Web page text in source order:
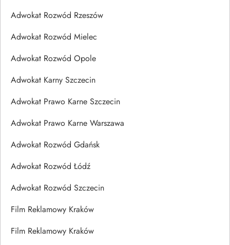
Adwokat Rozwód Rzeszów
Adwokat Rozwód Mielec
Adwokat Rozwód Opole
Adwokat Karny Szczecin
Adwokat Prawo Karne Szczecin
Adwokat Prawo Karne Warszawa
Adwokat Rozwód Gdańsk
Adwokat Rozwód Łódź
Adwokat Rozwód Szczecin
Film Reklamowy Kraków
Film Reklamowy Kraków